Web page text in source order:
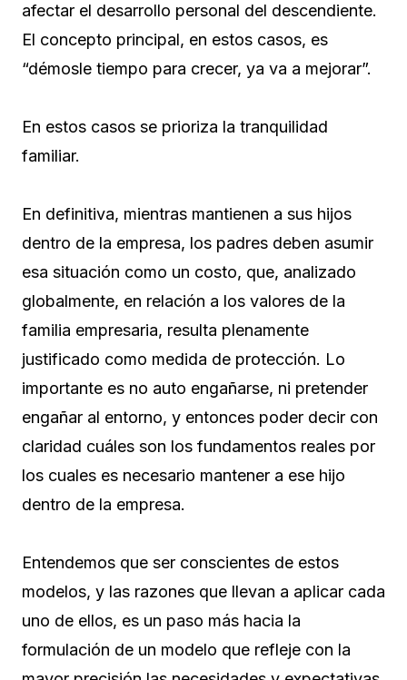
afectar el desarrollo personal del descendiente.
El concepto principal, en estos casos, es
“démosle tiempo para crecer, ya va a mejorar”.
En estos casos se prioriza la tranquilidad
familiar.
En definitiva, mientras mantienen a sus hijos
dentro de la empresa, los padres deben asumir
esa situación como un costo, que, analizado
globalmente, en relación a los valores de la
familia empresaria, resulta plenamente
justificado como medida de protección. Lo
importante es no auto engañarse, ni pretender
engañar al entorno, y entonces poder decir con
claridad cuáles son los fundamentos reales por
los cuales es necesario mantener a ese hijo
dentro de la empresa.
Entendemos que ser conscientes de estos
modelos, y las razones que llevan a aplicar cada
uno de ellos, es un paso más hacia la
formulación de un modelo que refleje con la